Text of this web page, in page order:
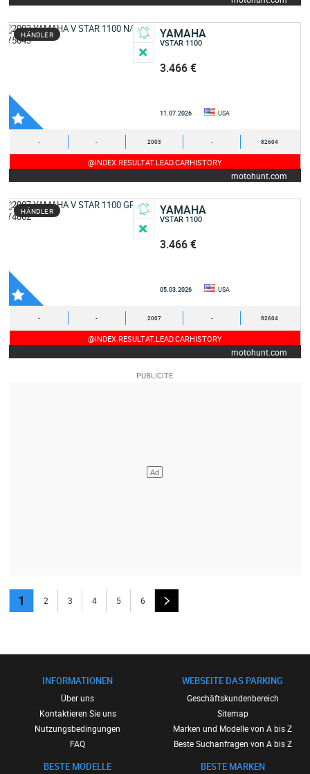
HÄNDLER YAMAHA
VSTAR 1100
3.466 €
11.07.2026 USA
- - 2003 - 82604
@INDEX.RESULTAT.LEAD.CARHISTORY
motohunt.com
HÄNDLER YAMAHA
VSTAR 1100
3.466 €
05.03.2026 USA
- - 2007 - 82604
@INDEX.RESULTAT.LEAD.CARHISTORY
motohunt.com
1 2 3 4 5 6
INFORMATIONEN
Über uns
Kontaktieren Sie uns
Nutzungsbedingungen
FAQ
BESTE MODELLE
WEBSEITE DAS PARKING
Geschäftskundenbereich
Sitemap
Marken und Modelle von A bis Z
Beste Suchanfragen von A bis Z
BESTE MARKEN